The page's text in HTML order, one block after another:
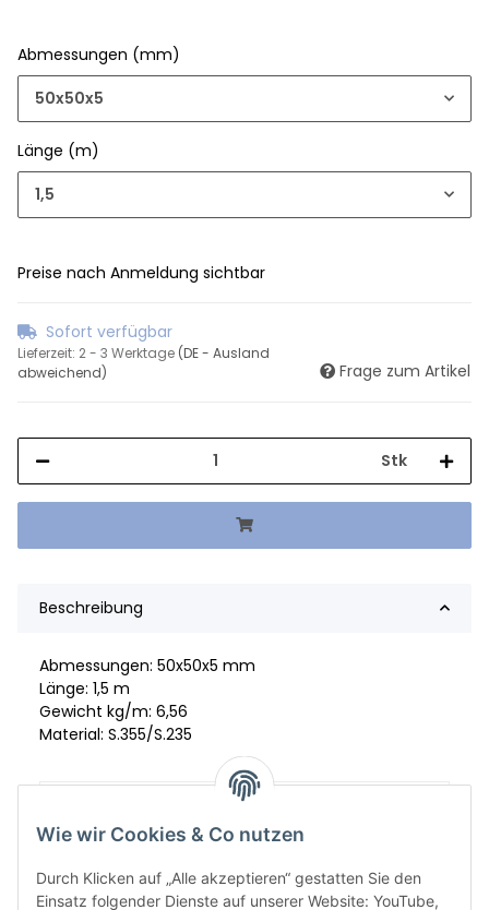
Abmessungen (mm)
50x50x5
Länge (m)
1,5
Preise nach Anmeldung sichtbar
Sofort verfügbar
Lieferzeit: 2 - 3 Werktage (DE - Ausland
abweichend)
Frage zum Artikel
Stk
Beschreibung
Abmessungen: 50x50x5 mm
Länge: 1,5 m
Gewicht kg/m: 6,56
Material: S.355/S.235
9,84 kg
Wie wir Cookies & Co nutzen
Durch Klicken auf „Alle akzeptieren“ gestatten Sie den
Einsatz folgender Dienste auf unserer Website: YouTube,